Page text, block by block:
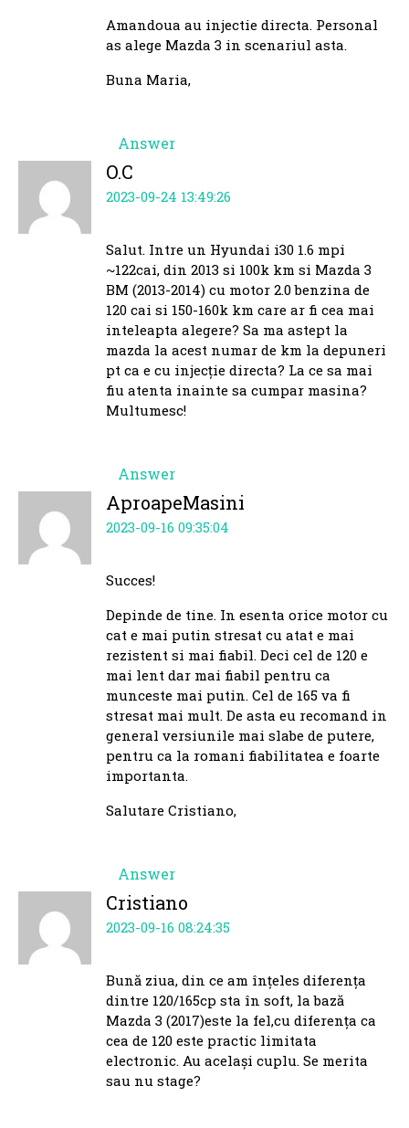
Buna Maria,
Amandoua au injectie directa. Personal
as alege Mazda 3 in scenariul asta.
Answer
O.C
2023-09-24 13:49:26
Salut. Intre un Hyundai i30 1.6 mpi
~122cai, din 2013 si 100k km si Mazda 3
BM (2013-2014) cu motor 2.0 benzina de
120 cai si 150-160k km care ar fi cea mai
inteleapta alegere? Sa ma astept la
mazda la acest numar de km la depuneri
pt ca e cu injecție directa? La ce sa mai
fiu atenta inainte sa cumpar masina?
Multumesc!
Answer
AproapeMasini
2023-09-16 09:35:04
Salutare Cristiano,
Depinde de tine. In esenta orice motor cu
cat e mai putin stresat cu atat e mai
rezistent si mai fiabil. Deci cel de 120 e
mai lent dar mai fiabil pentru ca
munceste mai putin. Cel de 165 va fi
stresat mai mult. De asta eu recomand in
general versiunile mai slabe de putere,
pentru ca la romani fiabilitatea e foarte
importanta.
Succes!
Answer
Cristiano
2023-09-16 08:24:35
Bună ziua, din ce am înțeles diferența
dintre 120/165cp sta în soft, la bază
Mazda 3 (2017)este la fel,cu diferența ca
cea de 120 este practic limitata
electronic. Au același cuplu. Se merita
sau nu stage?